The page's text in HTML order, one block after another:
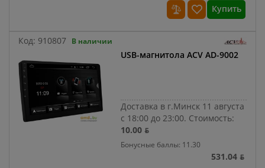
Купить
Код: 910807 В наличии
USB-магнитола ACV AD-9002
Доставка в г.Минск 11 августа
с 18:00 до 23:00. Стоимость:
10.00 ƃ
Бонусные баллы: 11.30
531.04 ƃ